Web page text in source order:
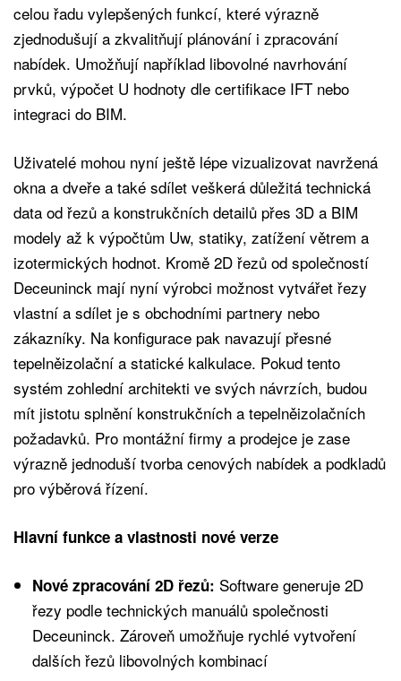
celou řadu vylepšených funkcí, které výrazně
zjednodušují a zkvalitňují plánování i zpracování
nabídek. Umožňují například libovolné navrhování
prvků, výpočet U hodnoty dle certifikace IFT nebo
integraci do BIM.
Uživatelé mohou nyní ještě lépe vizualizovat navržená
okna a dveře a také sdílet veškerá důležitá technická
data od řezů a konstrukčních detailů přes 3D a BIM
modely až k výpočtům Uw, statiky, zatížení větrem a
izotermických hodnot. Kromě 2D řezů od společností
Deceuninck mají nyní výrobci možnost vytvářet řezy
vlastní a sdílet je s obchodními partnery nebo
zákazníky. Na konfigurace pak navazují přesné
tepelněizolační a statické kalkulace. Pokud tento
systém zohlední architekti ve svých návrzích, budou
mít jistotu splnění konstrukčních a tepelněizolačních
požadavků. Pro montážní firmy a prodejce je zase
výrazně jednoduší tvorba cenových nabídek a podkladů
pro výběrová řízení.
Hlavní funkce a vlastnosti nové verze
Nové zpracování 2D řezů: Software generuje 2D
řezy podle technických manuálů společnosti
Deceuninck. Zároveň umožňuje rychlé vytvoření
dalších řezů libovolných kombinací